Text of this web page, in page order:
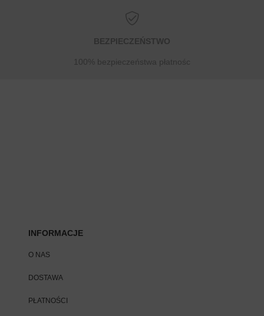
BEZPIECZEŃSTWO
100% bezpieczeństwa płatnośc
INFORMACJE
O NAS
DOSTAWA
PŁATNOŚCI